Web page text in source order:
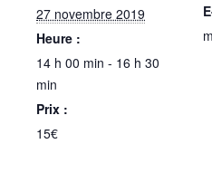
27 novembre 2019
Heure :
14 h 00 min - 16 h 30
min
Prix :
15€